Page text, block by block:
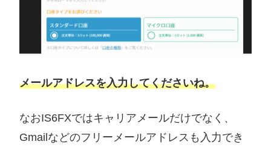
メールアドレスを入力してくださいね。
なおIS6FXではキャリアメールだけでなく、
Gmailなどのフリーメールアドレスも入力でき